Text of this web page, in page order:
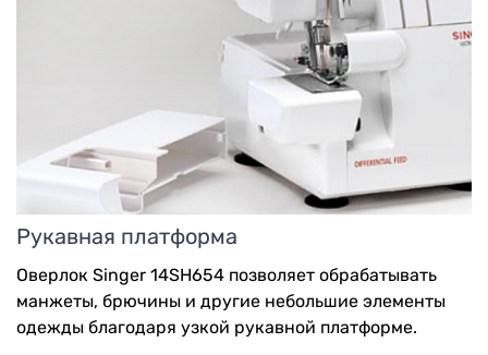
Рукавная платформа
Оверлок Singer 14SH654 позволяет обрабатывать
манжеты, брючины и другие небольшие элементы
одежды благодаря узкой рукавной платформе.